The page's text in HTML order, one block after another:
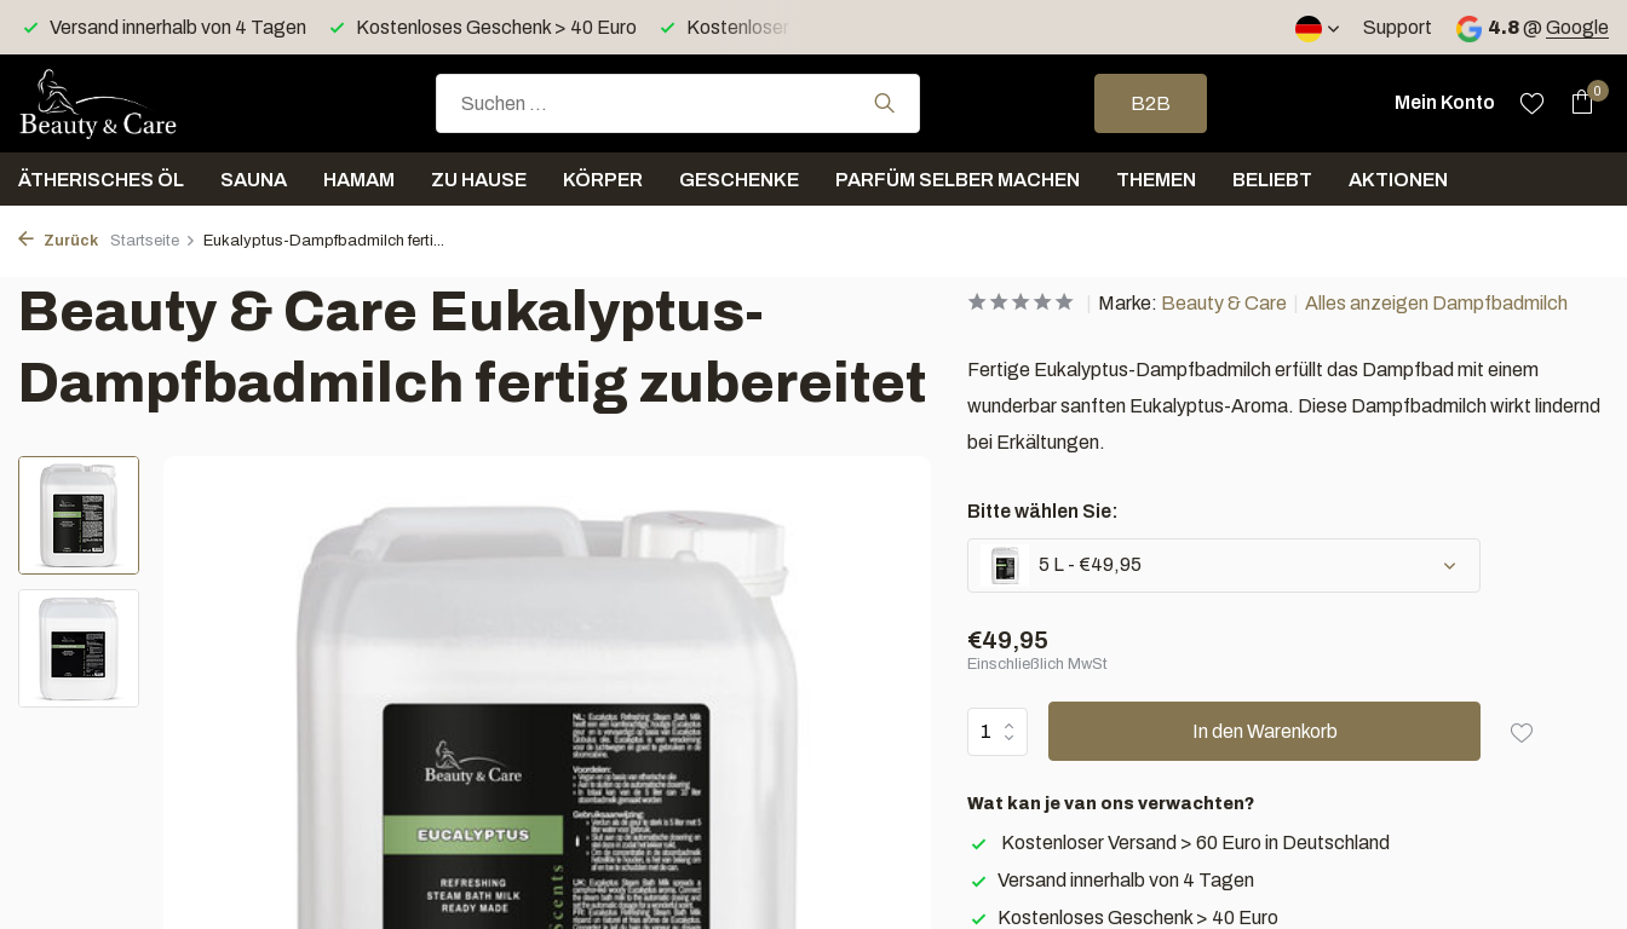
Kostenloses Geschenk > 40 Euro Kostenloser Versand > 60 Euro in Deutschland Support 4.8@ Google
Verwende die Pfeile nach oben und unten, um das verfügbare Ergebnis
B2B
Mein Konto
0
ÄTHERISCHES ÖL SAUNA HAMAM ZU HAUSE KÖRPER GESCHENKE PARFÜM SELBER MACHEN THEMEN BELIEBT AKTIONEN
Zurück Startseite Eukalyptus-Dampfbadmilch ferti...
Beauty & Care Eukalyptus-
Dampfbadmilch fertig zubereitet
Marke: Beauty & Care Alles anzeigen Dampfbadmilch
Fertige Eukalyptus-Dampfbadmilch erfüllt das Dampfbad mit einem
wunderbar sanften Eukalyptus-Aroma. Diese Dampfbadmilch wirkt lindernd
bei Erkältungen.
Bitte wählen Sie:
5 L - €49,95
€49,95
Einschließlich MwSt
In den Warenkorb
Wat kan je van ons verwachten?
Kostenloser Versand > 60 Euro in Deutschland
Versand innerhalb von 4 Tagen
Kostenloses Geschenk > 40 Euro